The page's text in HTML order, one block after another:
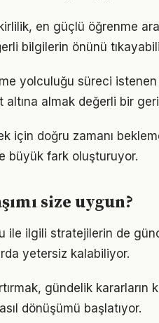
en güçlü öğrenme
bilgilerin önünü
yolculuğu süreci
almak değerli bir
için doğru zamanı
büyük fark oluşturuyor.
size uygun?
ile ilgili stratejilerin de
yetersiz kalabiliyor.
gündelik kararların
dönüşümü başlatıyor.